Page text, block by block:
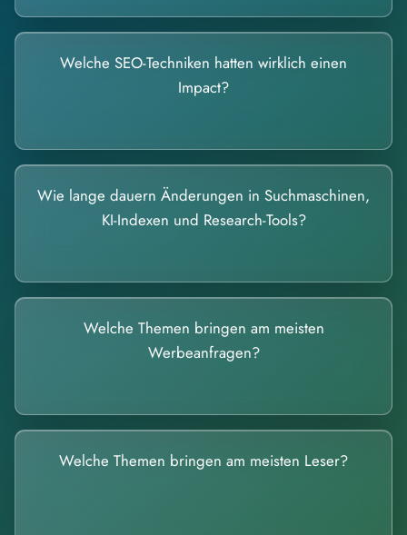
Welche SEO-Techniken hatten wirklich einen
Impact?
Wie lange dauern Änderungen in Suchmaschinen,
KI-Indexen und Research-Tools?
Welche Themen bringen am meisten
Werbeanfragen?
Welche Themen bringen am meisten Leser?